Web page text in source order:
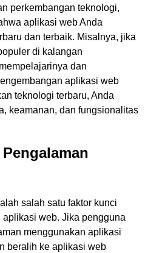
perkembangan teknologi,
aplikasi web Anda
dan terbaik. Misalnya, jika
di kalangan
dan
aplikasi web
teknologi terbaru, Anda
keamanan, dan fungsionalitas
salah satu faktor kunci
web. Jika pengguna
menggunakan aplikasi
beralih ke aplikasi web